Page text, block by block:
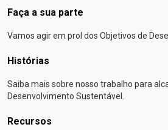
Faça a sua parte
Vamos agir em prol dos Objetivos de
Histórias
Saiba mais sobre nosso trabalho para
Desenvolvimento Sustentável.
Recursos